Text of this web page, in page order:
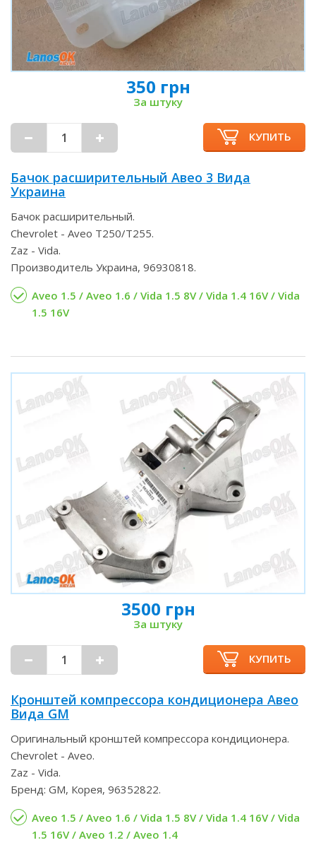
350 грн
За штуку
КУПИТЬ
Бачок расширительный Авео 3 Вида
Украина
Бачок расширительный.
Chevrolet - Aveo T250/T255.
Zaz - Vida.
Производитель Украина, 96930818.
Aveo 1.5 / Aveo 1.6 / Vida 1.5 8V / Vida 1.4 16V / Vida
1.5 16V
3500 грн
За штуку
КУПИТЬ
Кронштей компрессора кондиционера Авео
Вида GM
Оригинальный кронштей компрессора кондиционера.
Chevrolet - Aveo.
Zaz - Vida.
Бренд: GM, Корея, 96352822.
Aveo 1.5 / Aveo 1.6 / Vida 1.5 8V / Vida 1.4 16V / Vida
1.5 16V / Aveo 1.2 / Aveo 1.4